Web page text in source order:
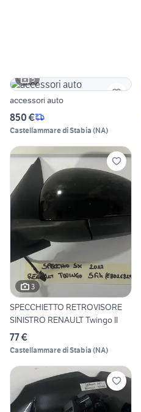
5
accessori auto
850 €
Castellammare di Stabia (NA)
3
SPECCHIETTO RETROVISORE
SINISTRO RENAULT Twingo II
77 €
Castellammare di Stabia (NA)